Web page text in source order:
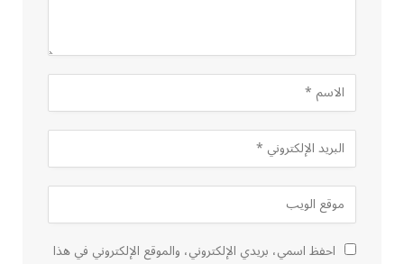
احفظ اسمي، بريدي الإلكتروني، والموقع الإلكتروني في هذا